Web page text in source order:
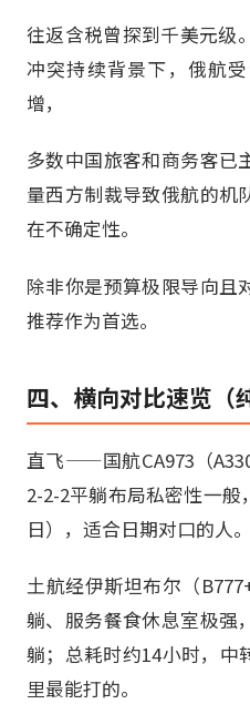
往返含税曾探到千美元级
冲突持续背景下，俄航
增，
多数中国旅客和商务客已
量西方制裁导致俄航的机
在不确定性。
除非你是预算极限导向且
推荐作为首选。
四、横向对比速览（
直飞——国航CA973（
2-2-2平躺布局私密性一
日），适合日期对口的人。
土航经伊斯坦布尔（
躺、服务餐食休息室极强
躺；总耗时约14小时，中
里最能打的。